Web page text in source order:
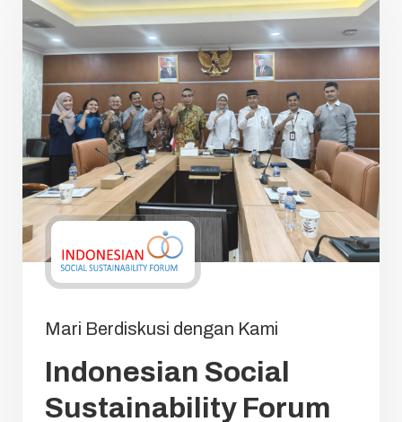
Mari Berdiskusi dengan Kami
Indonesian Social
Sustainability Forum